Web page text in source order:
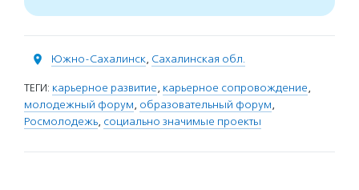
Южно-Сахалинск, Сахалинская обл.
ТЕГИ: карьерное развитие, карьерное сопровождение,
молодежный форум, образовательный форум,
Росмолодежь, социально значимые проекты